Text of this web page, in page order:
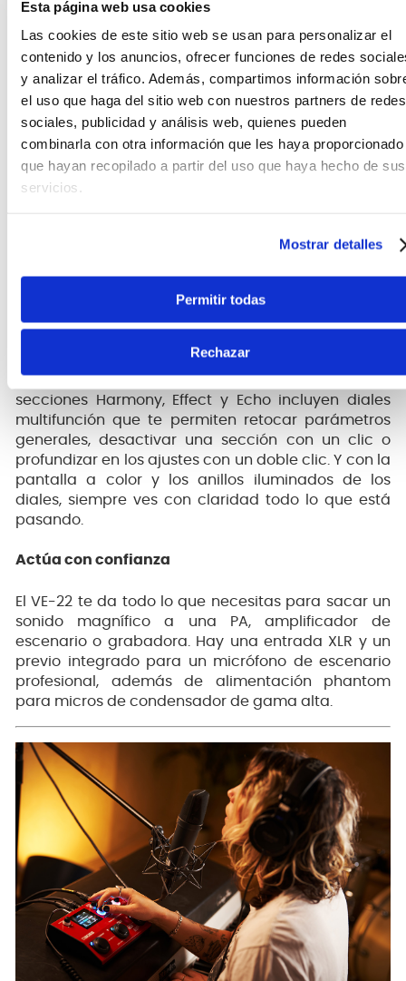
Esta página web usa cookies
Las cookies de este sitio web se usan para personalizar el
contenido y los anuncios, ofrecer funciones de redes
y analizar el tráfico. Además, compartimos información
el uso que haga del sitio web con nuestros partners de redes
sociales, publicidad y análisis web, quienes pueden
combinarla con otra información que les haya proporcionado
que hayan recopilado a partir del uso que haya hecho de sus
servicios.
Mostrar detalles
Permitir todas
Rechazar
Excelentes efectos de voz BOSS
El VE-22 viene repleto de los últimos avances en la
aclamada tecnología Vocal Performer de BOSS.
Potencia tu voz con procesamiento básico y da
vida al sonido con delays y reverbs inmersivos.
Armonías que impresionan
corales increíbles a partir de una única voz.
cantar.
Crea en el acto
La sencilla interfaz del VE-22 te anima a
experimentar con tu sonido vocal en vivo. Las
secciones Harmony, Effect y Echo incluyen diales
multifunción que te permiten retocar parámetros
generales, desactivar una sección con un clic o
profundizar en los ajustes con un doble clic. Y con la
pantalla a color y los anillos iluminados de los
diales, siempre ves con claridad todo lo que está
pasando.
Actúa con confianza
El VE-22 te da todo lo que necesitas para sacar un
sonido magnífico a una PA, amplificador de
escenario o grabadora. Hay una entrada XLR y un
previo integrado para un micrófono de escenario
profesional, además de alimentación phantom
para micros de condensador de gama alta.